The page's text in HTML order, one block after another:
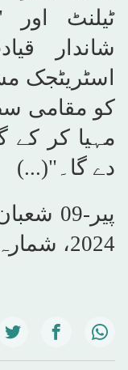
ٹیلنٹ اور
شاندار
اسٹریٹجک
کو مقامی
مہیا کر کے
دے گا۔"(...)
2024، شمارہ نمبر[16519]